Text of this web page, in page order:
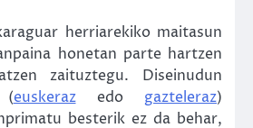
herriarekiko maitasun
honetan parte hartzen
zaituztegu. Diseinudun
(euskerazedo gazteleraz)
besterik ez da behar,